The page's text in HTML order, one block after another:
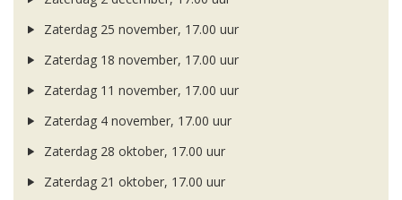
Zaterdag 25 november, 17.00 uur
Zaterdag 18 november, 17.00 uur
Zaterdag 11 november, 17.00 uur
Zaterdag 4 november, 17.00 uur
Zaterdag 28 oktober, 17.00 uur
Zaterdag 21 oktober, 17.00 uur